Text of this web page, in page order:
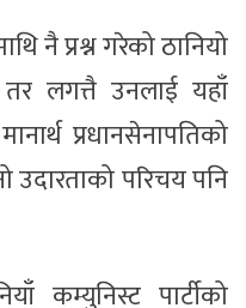
नै प्रश्न गरेको ठानियो
लगत्तै उनलाई यहाँ
प्रधानसेनापतिको
परिचय पनि
कम्युनिस्ट पार्टीको